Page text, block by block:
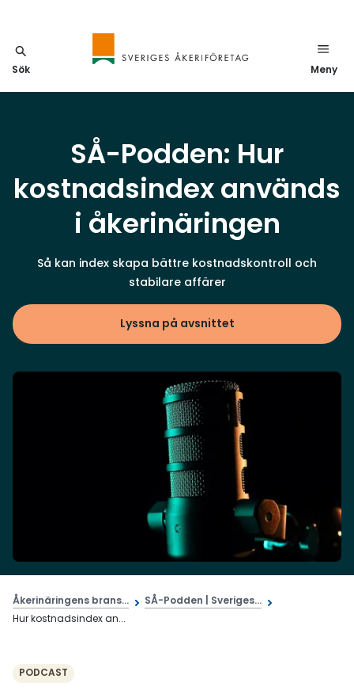
Sök Meny
SÅ-Podden: Hur
kostnadsindex används
i åkerinäringen
Så kan index skapa bättre kostnadskontroll och
stabilare affärer
Lyssna på avsnittet
Åkerinäringens brans...
SÅ-Podden | Sveriges...
Hur kostnadsindex an...
PODCAST